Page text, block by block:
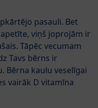
pasauli. Bet
viņš joprojām ir
Tāpēc vecumam
Tavs bērns ir
Bērna kaulu veselīgai
vairāk D vitamīna